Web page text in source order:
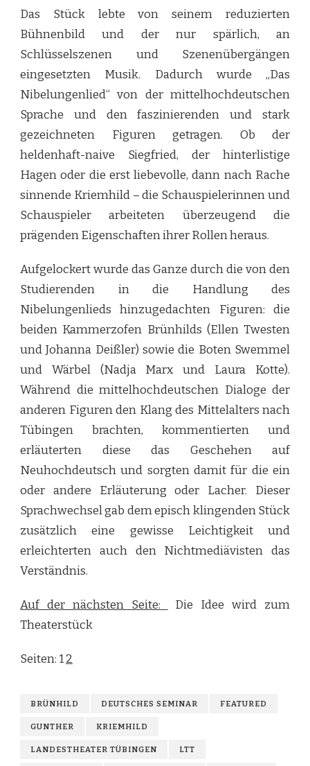
Das Stück lebte von seinem reduzierten
Bühnenbild und der nur spärlich, an
Schlüsselszenen und Szenenübergängen
eingesetzten Musik. Dadurch wurde „Das
Nibelungenlied“ von der mittelhochdeutschen
Sprache und den faszinierenden und stark
gezeichneten Figuren getragen. Ob der
heldenhaft-naive Siegfried, der hinterlistige
Hagen oder die erst liebevolle, dann nach Rache
sinnende Kriemhild – die Schauspielerinnen und
Schauspieler arbeiteten überzeugend die
prägenden Eigenschaften ihrer Rollen heraus.
Aufgelockert wurde das Ganze durch die von den
Studierenden in die Handlung des
Nibelungenlieds hinzugedachten Figuren: die
beiden Kammerzofen Brünhilds (Ellen Twesten
und Johanna Deißler) sowie die Boten Swemmel
und Wärbel (Nadja Marx und Laura Kotte).
Während die mittelhochdeutschen Dialoge der
anderen Figuren den Klang des Mittelalters nach
Tübingen brachten, kommentierten und
erläuterten diese das Geschehen auf
Neuhochdeutsch und sorgten damit für die ein
oder andere Erläuterung oder Lacher. Dieser
Sprachwechsel gab dem episch klingenden Stück
zusätzlich eine gewisse Leichtigkeit und
erleichterten auch den Nichtmediävisten das
Verständnis.
Auf der nächsten Seite:
Die Idee wird zum
Theaterstück
Seiten:12
BRÜNHILD DEUTSCHES SEMINAR FEATURED
GUNTHER KRIEMHILD
LANDESTHEATER TÜBINGEN LTT